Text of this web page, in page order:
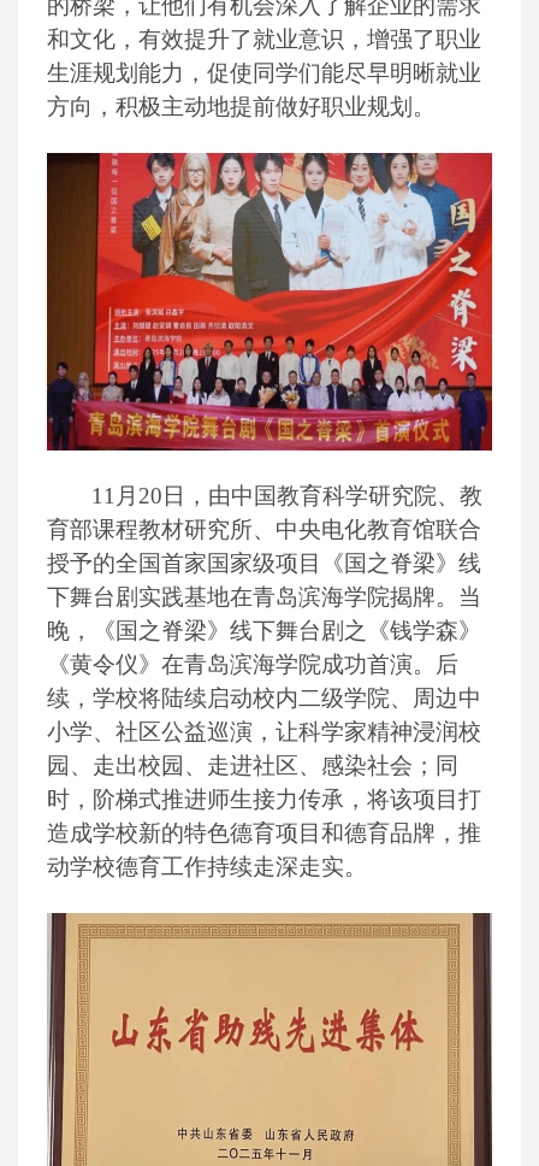
的桥梁，让他们有机会深入了解企业的需求
和文化，有效提升了就业意识，增强了职业
生涯规划能力，促使同学们能尽早明晰就业
方向，积极主动地提前做好职业规划。
11月20日，由中国教育科学研究院、教
育部课程教材研究所、中央电化教育馆联合
授予的全国首家国家级项目《国之脊梁》线
下舞台剧实践基地在青岛滨海学院揭牌。当
晚，《国之脊梁》线下舞台剧之《钱学森》
《黄令仪》在青岛滨海学院成功首演。后
续，学校将陆续启动校内二级学院、周边中
小学、社区公益巡演，让科学家精神浸润校
园、走出校园、走进社区、感染社会；同
时，阶梯式推进师生接力传承，将该项目打
造成学校新的特色德育项目和德育品牌，推
动学校德育工作持续走深走实。